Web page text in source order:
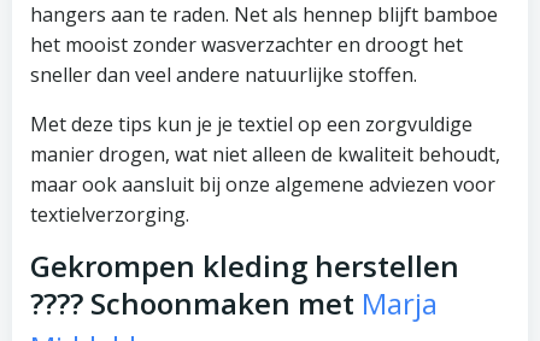
hangers aan te raden. Net als hennep blijft bamboe
het mooist zonder wasverzachter en droogt het
sneller dan veel andere natuurlijke stoffen.
Met deze tips kun je je textiel op een zorgvuldige
manier drogen, wat niet alleen de kwaliteit behoudt,
maar ook aansluit bij onze algemene adviezen voor
textielverzorging.
Gekrompen kleding herstellen
???? Schoonmaken met Marja